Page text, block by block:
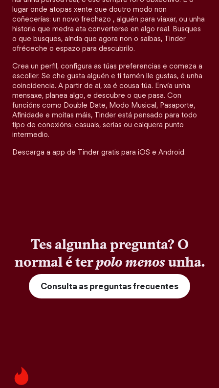
lugar onde atopas xente que doutro modo non
coñecerías: un novo frechazo , alguén para viaxar, ou unha
historia que medra ata converterse en algo real. Busques
o que busques, aínda que agora non o saibas, Tinder
ofréceche o espazo para descubrilo.
Crea un perfil, configura as túas preferencias e comeza a
escoller. Se che gusta alguén e ti tamén lle gustas, é unha
coincidencia. A partir de aí, xa é cousa túa. Envía unha
mensaxe, planea algo, e descubre o que pasa. Con
funcións como Double Date, Modo Musical, Pasaporte,
Afinidade e moitas máis, Tinder está pensado para todo
tipo de conexións: casuais, serias ou calquera punto
intermedio.
Descarga a app de Tinder gratis para iOS e Android.
Tes algunha pregunta? O
normal é terpolo menosunha.
Consulta as preguntas frecuentes